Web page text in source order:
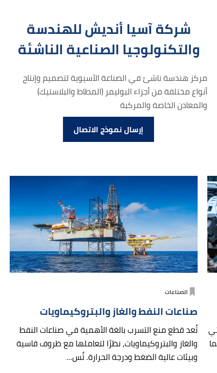
شركة آسيا أنديش للهندسة
والتكنولوجيا الصناعية الناشئة
مركز هندسة ناشئ في الصناعة الآسيوية لتصميم وإنتاج
أنواع مختلفة من أجزاء البوليمر (المطاط والبلاستيك)
والمعادن الخاصة والمركبة
إرسال نموذج الاتصال
الصناعات
صناعات النفط والغاز والبتروكيماويات
تُعد قطع منع التسرب بالغة الأهمية في صناعات النفط
والغاز والبتروكيماويات، نظرًا لتعاملها مع ظروف قاسية
وبيئات عالية الضغط ودرجة الحرارة. تُس...